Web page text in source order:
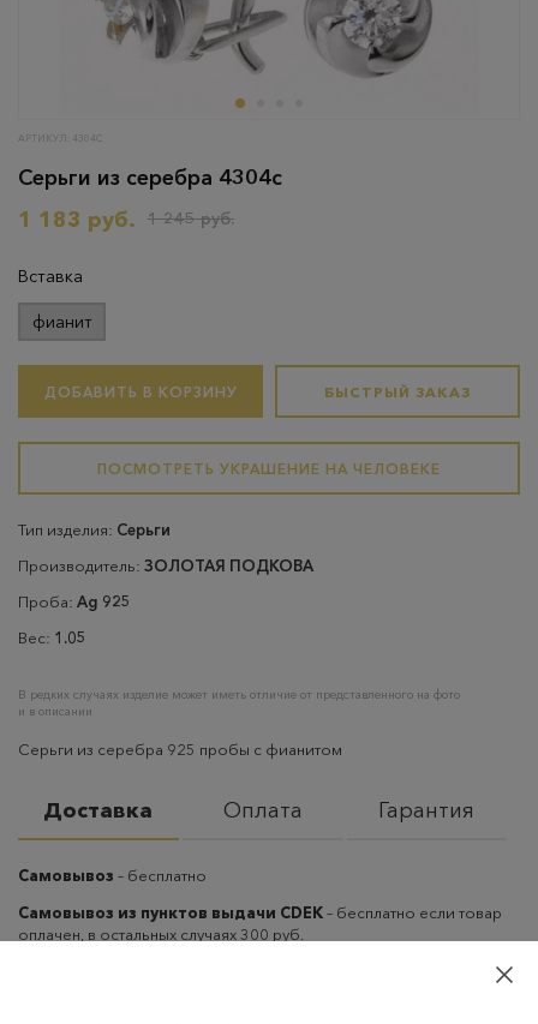
АРТИКУЛ: 4304С
Серьги из серебра 4304с
1 183 руб.
1 245 руб.
Вставка
фианит
ДОБАВИТЬ В КОРЗИНУ БЫСТРЫЙ ЗАКАЗ
ПОСМОТРЕТЬ УКРАШЕНИЕ НА ЧЕЛОВЕКЕ
Тип изделия: Серьги
Производитель: ЗОЛОТАЯ ПОДКОВА
Проба: Ag 925
Вес: 1.05
В редких случаях изделие может иметь отличие от представленного на фото
и в описании
Серьги из серебра 925 пробы с фианитом
Доставка Оплата Гарантия
Самовывоз – бесплатно
Самовывоз из пунктов выдачи CDEK– бесплатно если товар
оплачен, в остальных случаях 300 руб.